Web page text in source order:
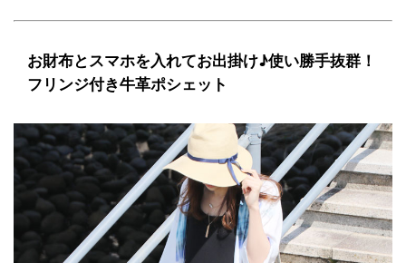
お財布とスマホを入れてお出掛け♪使い勝手抜群！
フリンジ付き牛革ポシェット